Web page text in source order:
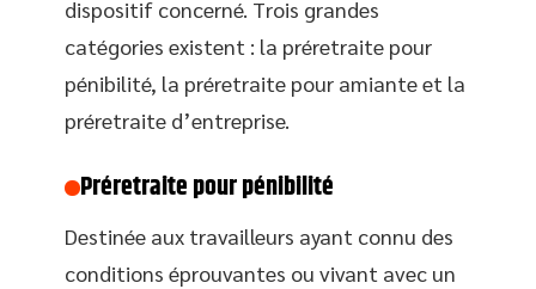
dispositif concerné. Trois grandes
catégories existent : la préretraite pour
pénibilité, la préretraite pour amiante et la
préretraite d’entreprise.
Préretraite pour pénibilité
Destinée aux travailleurs ayant connu des
conditions éprouvantes ou vivant avec un